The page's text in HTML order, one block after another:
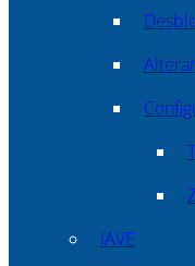
IAVE